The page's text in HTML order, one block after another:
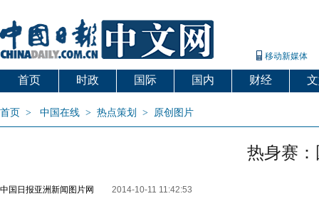
移动新媒体
首页 时政 国际 国内 财经
首页 > 中国在线 > 热点策划 > 原创图片
热身赛
中国日报亚洲新闻图片网 2014-10-11 11:42:53